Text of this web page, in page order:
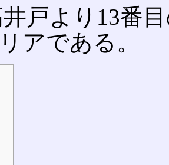
戸より13番
アである。